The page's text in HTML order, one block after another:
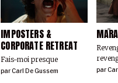
IMPOSTERS &
CORPORATE RETREAT
Fais-moi presque
parCarl De Gussem par